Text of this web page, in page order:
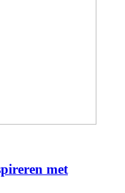
met